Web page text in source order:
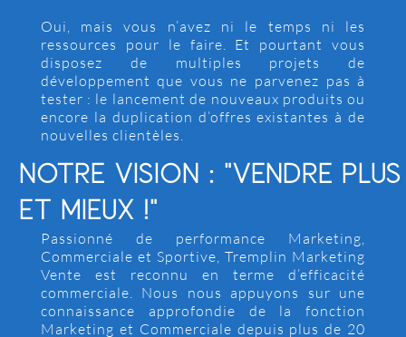
Oui, mais vous n’avez ni le temps ni les
ressources pour le faire. Et pourtant vous
disposez de multiples projets de
développement que vous ne parvenez pas à
tester : le lancement de nouveaux produits ou
encore la duplication d’offres existantes à de
nouvelles clientèles.
NOTRE VISION : "VENDRE PLUS
ET MIEUX !"
Passionné de performance Marketing,
Commerciale et Sportive, Tremplin Marketing
Vente est reconnu en terme d’efficacité
commerciale. Nous nous appuyons sur une
connaissance approfondie de la fonction
Marketing et Commerciale depuis plus de 20